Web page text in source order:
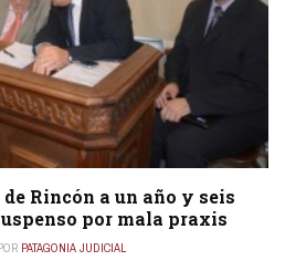
Rincón a un año y seis
por mala praxis
PATAGONIA JUDICIAL